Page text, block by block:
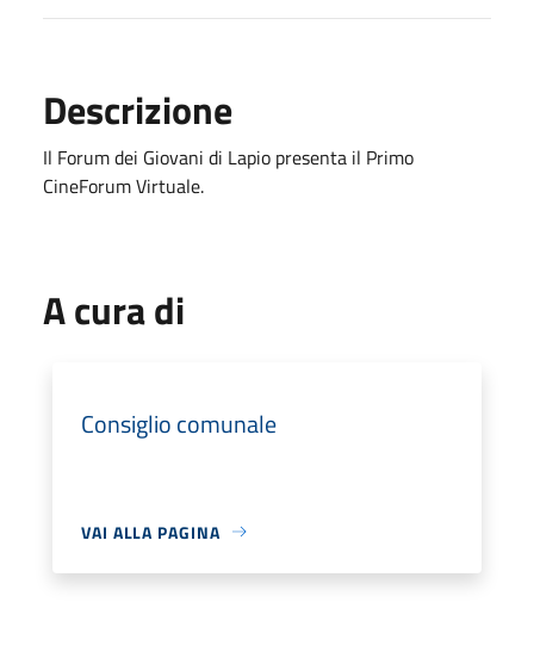
Descrizione
Il Forum dei Giovani di Lapio presenta il Primo
CineForum Virtuale.
A cura di
Consiglio comunale
VAI ALLA PAGINA